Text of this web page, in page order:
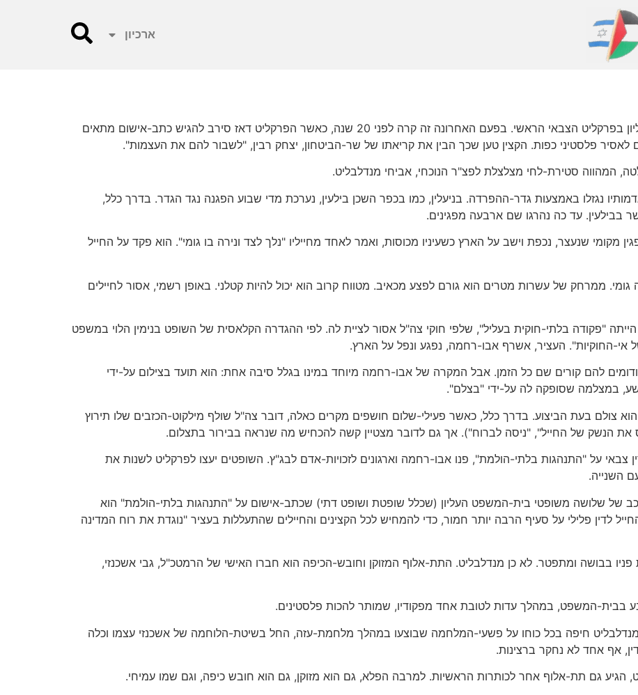
ארכיון
לא בכל יום, ולא בכל עשור, נוזף בית-המשפט העליון בפרקליט הצבאי הראשי. בפעם האחרונה זה קרה לפני 20 שנה, כאשר הפרקליט דאז סירב להגיש כתב-אישום מתאים
לאסיר פלסטיני כפות. הקצין טען שכך הבין את קריאתו של שר-הביטחון, יצחק רבין, "לשבור להם את העצמות".
המהווה סטירת-לחי מצלצלת לפצ"ר הנוכחי, אביחי מנדלבליט.
נגזלו באמצעות גדר-ההפרדה. בניעלין, כמו בכפר השכן בילעין, נערכת מדי שבוע הפגנה נגד הגדר. בדרך כלל,
בבילעין. עד כה נהרגו שם ארבעה מפגינים.
מקומי שנעצר, נכפת וישב על הארץ כשעיניו מכוסות, ואמר לאחד מחייליו "נלך לצד ונירה בו גומי". הוא פקד על החייל
גומי. ממרחק של עשרות מטרים הוא גורם לפצע מכאיב. מטווח קרוב הוא יכול להיות קטלני. באופן רשמי, אסור לחיילים
"פקודה בלתי-חוקית בעליל", שלפי חוקי צה"ל אסור לציית לה. לפי ההגדרה הקלאסית של השופט בנימין הלוי במשפט
החוקיות". העציר, אשרף אבו-רחמה, נפגע ונפל על הארץ.
ודומים להם קורים שם כל הזמן. אבל המקרה של אבו-רחמה מיוחד במינו בגלל סיבה אחת: הוא תועד בצילום על-ידי
במצלמה שסופקה לה על-ידי "בצלם".
צולם בעת הביצוע. בדרך כלל, כאשר פעילי-שלום חושפים מקרים כאלה, דובר צה"ל שולף מילקוט-הכזבים שלו תירוץ
הנשק של החייל", "ניסה לברוח"). אך גם לדובר מצטיין קשה להכחיש מה שנראה בבירור בתצלום.
צבאי על "התנהגות בלתי-הולמת", פנו אבו-רחמה וארגונים לזכויות-אדם לבג"ץ. השופטים יעצו לפרקליט לשנות את
השנייה.
של שלושה משופטי בית-המשפט העליון (שכלל שופטת ושופט דתי) שכתב-אישום על "התנהגות בלתי-הולמת" הוא
לדין פלילי על סעיף הרבה יותר חמור, כדי להמחיש לכל הקצינים והחיילים שהתעללות בעציר "נוגדת את רוח המדינה
בבושה ומתפטר. לא כן מנדלבליט. התת-אלוף המזוקן וחובש-הכיפה הוא חברו האישי של הרמטכ"ל, גבי אשכנזי,
בבית-המשפט, במהלך עדות לטובת אחד מפקודיו, שמותר להכות פלסטינים.
חיפה בכל כוחו על פשעי-המלחמה שבוצעו במהלך מלחמת-עזה, החל בשיטת-הלוחמה של אשכנזי עצמו וכלה
אף אחד לא נחקר ברצינות.
הגיע גם תת-אלוף אחר לכותרות הראשיות. למרבה הפלא, גם הוא מזוקן, גם הוא חובש כיפה, וגם שמו עמיחי.